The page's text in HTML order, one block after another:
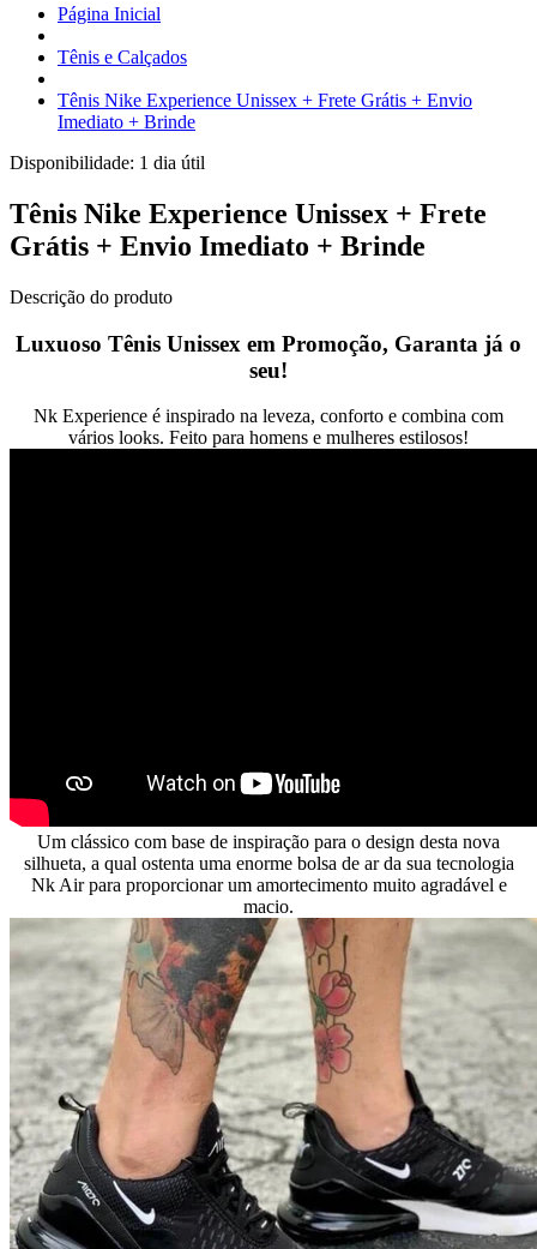
Página Inicial
Tênis e Calçados
Tênis Nike Experience Unissex + Frete Grátis + Envio
Imediato + Brinde
Disponibilidade: 1 dia útil
Tênis Nike Experience Unissex + Frete
Grátis + Envio Imediato + Brinde
Descrição do produto
Luxuoso Tênis Unissex em Promoção, Garanta já o
seu!
Nk Experience é inspirado na leveza, conforto e combina com
vários looks. Feito para homens e mulheres estilosos!
Um clássico com base de inspiração para o design desta nova
silhueta, a qual ostenta uma enorme bolsa de ar da sua tecnologia
Nk Air para proporcionar um amortecimento muito agradável e
macio.